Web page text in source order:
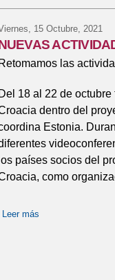
15 Octubre, 2021
las
18 al 22 de
dentro del
Estonia.
países socios del
como
Leer más